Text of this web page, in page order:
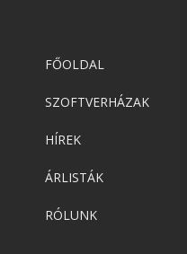
FŐOLDAL
SZOFTVERHÁZAK
HÍREK
ÁRLISTÁK
RÓLUNK